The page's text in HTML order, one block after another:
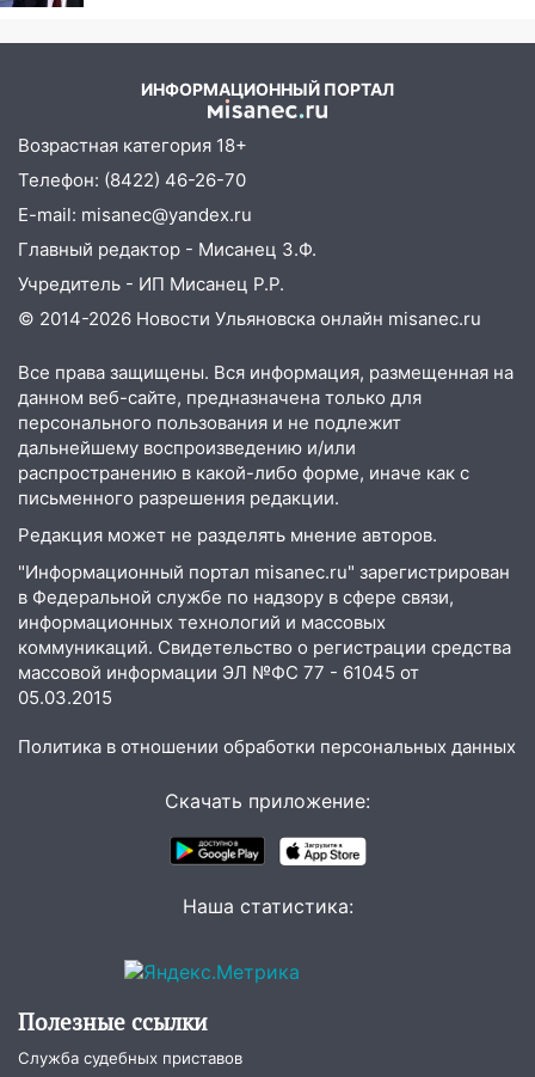
за плесень на стенах
Кому 6 августа звезды сулят
прибыль, а кому — испытания на
прочность
05.08.2026
22:58 Соцсети: на проспекте Тюленева
ДТП с мотоциклистом
20:22 Мошенники обманули 92-летнюю
19:14 Житель Ульяновской области
подвез троих незнакомцев на трассе и
заработал уголовное дело
18:14 Прогноз погоды на 6 августа в
Ульяновской области
18:00
Мотофристайл, рок и силовой
экстрим: в Ульяновске пройдет
большой фестиваль «Наше время»
17:30 Где есть бензин в Ульяновске 5
августа после рабочего дня: список АЗС
Ульяновске задержали 19-летнюю
Вешкайме посиделки с судимым
перевернулась на мопеде и попала в
15:59
миллионов рублей за криминальное
ИНФОРМАЦИОННЫЙ ПОРТАЛ
Возрастная категория 18+
Телефон: (8422) 46-26-70
E-mail: misanec@yandex.ru
Главный редактор - Мисанец З.Ф.
Учредитель - ИП Мисанец Р.Р.
© 2014-2026 Новости Ульяновска онлайн misanec.ru
Все права защищены. Вся информация, размещенная на
данном веб-сайте, предназначена только для
персонального пользования и не подлежит
дальнейшему воспроизведению и/или
распространению в какой-либо форме, иначе как с
письменного разрешения редакции.
Редакция может не разделять мнение авторов.
"Информационный портал misanec.ru" зарегистрирован
в Федеральной службе по надзору в сфере связи,
информационных технологий и массовых
коммуникаций. Свидетельство о регистрации средства
массовой информации ЭЛ №ФС 77 - 61045 от
05.03.2015
Политика в отношении обработки персональных данных
Скачать приложение:
Наша статистика:
Полезные ссылки
Служба судебных приставов